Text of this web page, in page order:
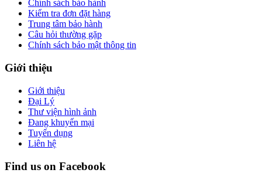
Chính sách bảo hành
Kiểm tra đơn đặt hàng
Trung tâm bảo hành
Câu hỏi thường gặp
Chính sách bảo mật thông tin
Giới thiệu
Giới thiệu
Đại Lý
Thư viện hình ảnh
Đang khuyến mại
Tuyển dụng
Liên hệ
Find us on Facebook